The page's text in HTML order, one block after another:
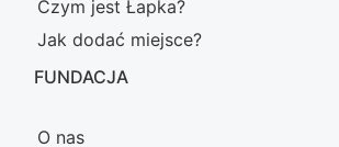
Czym jest Łapka?
Jak dodać miejsce?
FUNDACJA
O nas